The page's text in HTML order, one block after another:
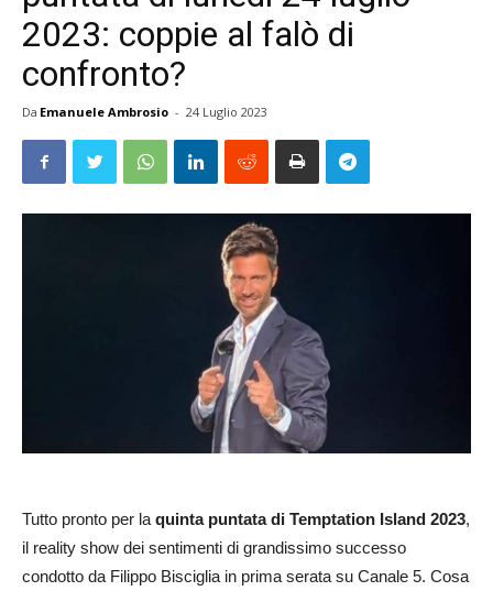
2023: coppie al falò di
confronto?
Da Emanuele Ambrosio - 24 Luglio 2023
Tutto pronto per la quinta puntata di Temptation Island 2023,
il reality show dei sentimenti di grandissimo successo
condotto da Filippo Bisciglia in prima serata su Canale 5. Cosa